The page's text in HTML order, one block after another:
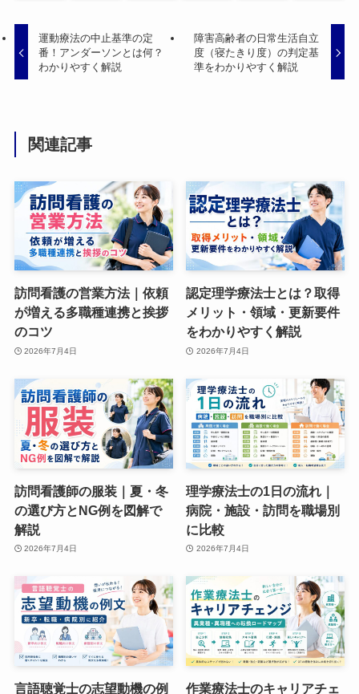
運動療法の中止基準の定
番！アンダーソンとは何？
わかりやすく解説
障害高齢者の日常生活自立
度（寝たきり度）の判定基
準をわかりやすく解説
関連記事
訪問看護の営業方法｜依頼
が増える多職種連携と挨拶
のコツ
2026年7月4日
認定理学療法士とは？取得
メリット・領域・更新要件
をわかりやすく解説
2026年7月4日
訪問看護師の服装｜夏・冬
の選び方とNG例を図解で
解説
2026年7月4日
理学療法士の1日の流れ｜
病院・施設・訪問を職場別
に比較
2026年7月4日
言語聴覚士の志望動機の例 作業療法士のキャリアチェ